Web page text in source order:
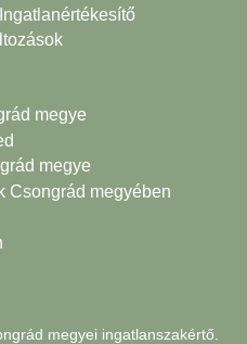
megye
megye
Csongrád megyében
megyei ingatlanszakértő.